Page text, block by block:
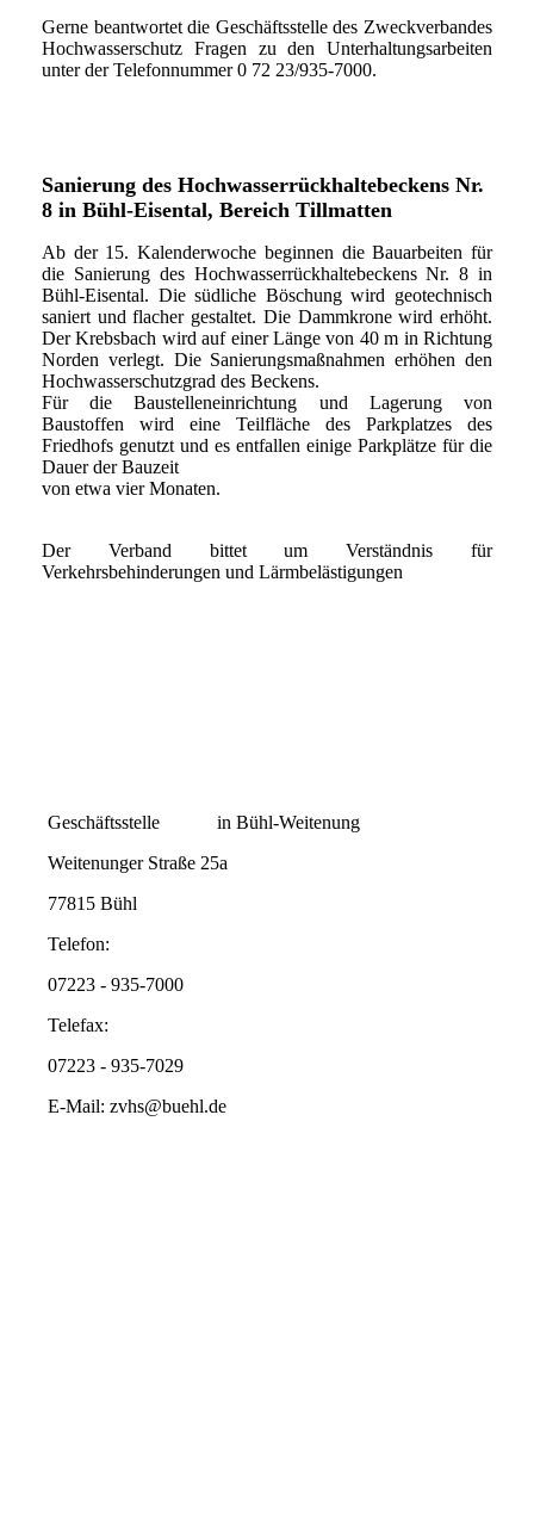
Gerne beantwortet die Geschäftsstelle des Zweckverbandes
Hochwasserschutz Fragen zu den Unterhaltungsarbeiten
unter der Telefonnummer 0 72 23/935-7000.
Sanierung des Hochwasserrückhaltebeckens Nr.
8 in Bühl-Eisental, Bereich Tillmatten
Ab der 15. Kalenderwoche beginnen die Bauarbeiten für
die Sanierung des Hochwasserrückhaltebeckens Nr. 8 in
Bühl-Eisental. Die südliche Böschung wird geotechnisch
saniert und flacher gestaltet. Die Dammkrone wird erhöht.
Der Krebsbach wird auf einer Länge von 40 m in Richtung
Norden verlegt. Die Sanierungsmaßnahmen erhöhen den
Hochwasserschutzgrad des Beckens.
Für die Baustelleneinrichtung und Lagerung von
Baustoffen wird eine Teilfläche des Parkplatzes des
Friedhofs genutzt und es entfallen einige Parkplätze für die
Dauer der Bauzeit
von etwa vier Monaten.
Der Verband bittet um Verständnis für
Verkehrsbehinderungen und Lärmbelästigungen
Geschäftsstelle in Bühl-Weitenung
Weitenunger Straße 25a
77815 Bühl
Telefon:
07223 - 935-7000
Telefax:
07223 - 935-7029
E-Mail: zvhs@buehl.de